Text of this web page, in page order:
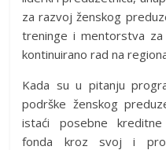
za razvoj ženskog
treninge i mentorstva
kontinuirano rad na
Kada su u pitanju
podrške ženskog
istaći posebne
fonda kroz svoj i